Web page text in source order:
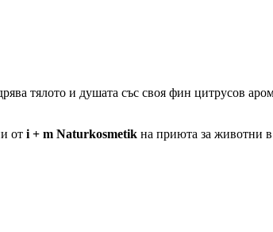
тялото и душата със своя фин цитрусов
от i + m Naturkosmetik на приюта за животни